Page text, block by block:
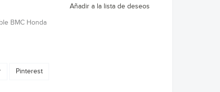
BMC Honda
Pinterest
Añadir a la lista de deseos